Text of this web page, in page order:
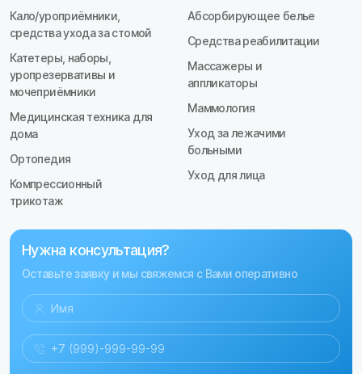
Кало/уроприёмники,
средства ухода за стомой
Катетеры, наборы,
уропрезервативы и
мочеприёмники
Медицинская техника для
дома
Ортопедия
Компрессионный
трикотаж
Абсорбирующее белье
Средства реабилитации
Массажеры и
аппликаторы
Маммология
Уход за лежачими
больными
Уход для лица
Нужна консультация?
Оставьте заявку и мы свяжемся с Вами оперативно